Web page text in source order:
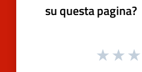
su questa pagina?